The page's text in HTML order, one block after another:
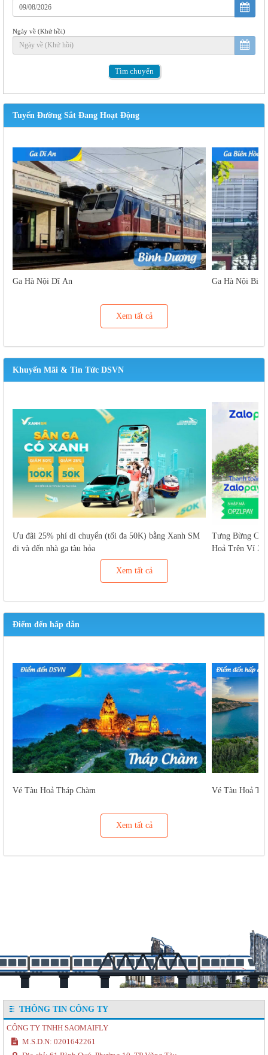
Ngày về (Khứ hồi)
Tìm chuyến
Tuyến Đường Sắt Đang Hoạt Động
Ga Hà Nội Dĩ An Ga Hà Nội Biên
Xem tất cả
Khuyến Mãi & Tin Tức DSVN
Ưu đãi 25% phí di chuyển (tối đa 50K) bằng Xanh SM
đi và đến nhà ga tàu hỏa
Tưng Bừng
Hoả Trên Ví
Xem tất cả
Điểm đến hấp dẫn
Vé Tàu Hoả Tháp Chàm Vé Tàu Hoả
Xem tất cả
THÔNG TIN CÔNG TY
CÔNG TY TNHH SAOMAIFLY
M.S.D.N: 0201642261